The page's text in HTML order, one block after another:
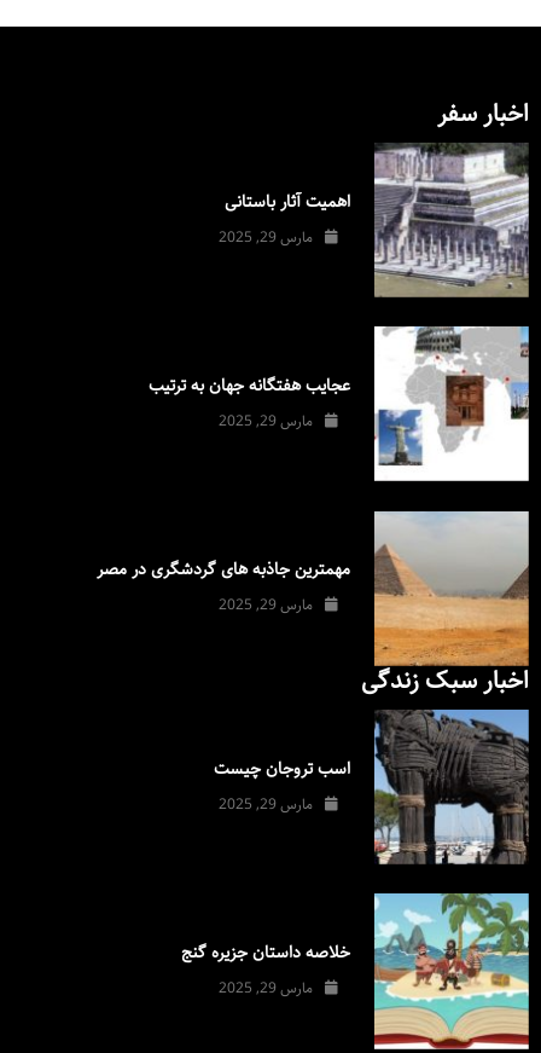
اخبار سفر
اهمیت آثار باستانی
مارس 29, 2025
عجایب هفتگانه جهان به ترتیب
مارس 29, 2025
مهمترین جاذبه های گردشگری در مصر
مارس 29, 2025
اخبار سبک زندگی
اسب تروجان چیست
مارس 29, 2025
خلاصه داستان جزیره گنج
مارس 29, 2025